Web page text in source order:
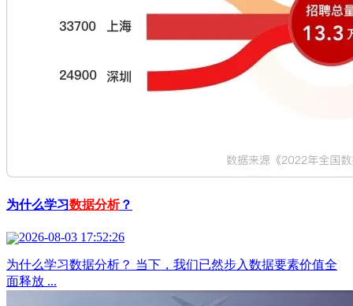
为什么学习数据分析？
2026-08-03 17:52:26
为什么学习数据分析？ 当下，我们已然步入数据要素价值全
面释放 ...